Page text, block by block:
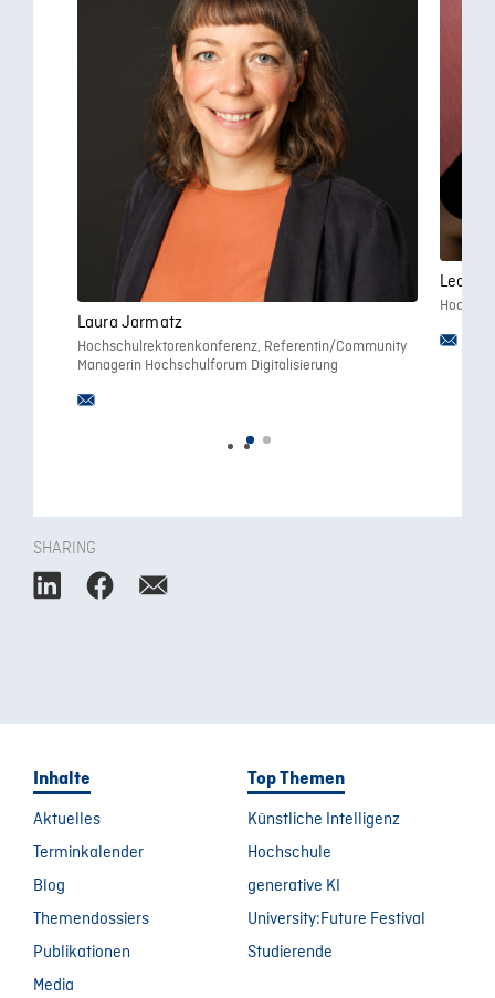
Laura Jarmatz
Hochschulrektorenkonferenz, Referentin/Community
Managerin Hochschulforum Digitalisierung
Leonie
SHARING
Inhalte
Aktuelles
Terminkalender
Blog
Themendossiers
Publikationen
Media
Top Themen
Künstliche Intelligenz
Hochschule
generative KI
University:Future Festival
Studierende